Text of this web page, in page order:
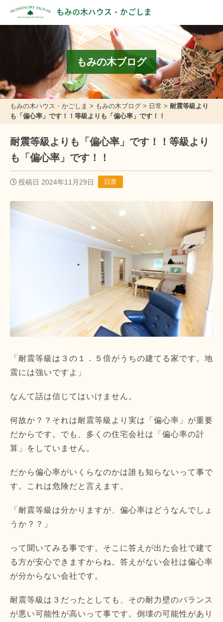
もみの木ハウス・かごしま
もみの木ブログ
もみの木ハウス・かごしま > もみの木ブログ > 日常 > 耐震等級より
も「偏心率」です！！等級よりも「偏心率」です！！
耐震等級よりも「偏心率」です！！等級より
も「偏心率」です！！
投稿日 2024年11月29日 日常
「耐震等級は３の１．５倍がうちの建てる家です。地
震には強いですよ」
なんて話は信じてはいけません。
何故か？？それは耐震等級より実は「偏心率」が重要
だからです。でも、多くの住宅会社は「偏心率の計
算」をしていません。
だから偏心率がいくらなのかは誰も知らないって事で
す。これは危険だと言えます。
「耐震等級は分かりますが、偏心率はどうなんでしょ
うか？？」
って聞いてみる事です。そこに答えが出た会社で建て
る方が安心できますからね。答えがない会社は偏心率
が分からない会社です。
耐震等級は３だったとしても、その耐力壁のバランス
が悪い可能性が高いって事です。倒壊の可能性があり